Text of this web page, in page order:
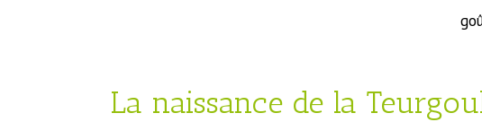
La naissance de la